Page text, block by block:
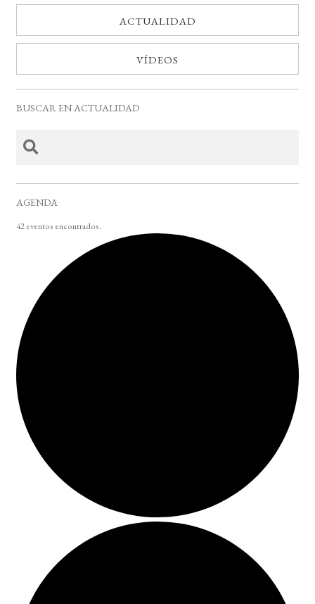
ACTUALIDAD
VÍDEOS
BUSCAR EN ACTUALIDAD
AGENDA
42 eventos encontrados.